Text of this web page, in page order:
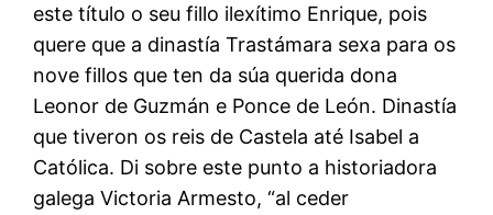
este título o seu fillo ilexítimo Enrique, pois
quere que a dinastía Trastámara sexa para os
nove fillos que ten da súa querida dona
Leonor de Guzmán e Ponce de León. Dinastía
que tiveron os reis de Castela até Isabel a
Católica. Di sobre este punto a historiadora
galega Victoria Armesto, “al ceder